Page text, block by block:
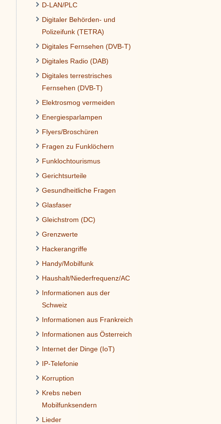
D-LAN/PLC
Digitaler Behörden- und
Polizeifunk (TETRA)
Digitales Fernsehen (DVB-T)
Digitales Radio (DAB)
Digitales terrestrisches
Fernsehen (DVB-T)
Elektrosmog vermeiden
Energiesparlampen
Flyers/Broschüren
Fragen zu Funklöchern
Funklochtourismus
Gerichtsurteile
Gesundheitliche Fragen
Glasfaser
Gleichstrom (DC)
Grenzwerte
Hackerangriffe
Handy/Mobilfunk
Haushalt/Niederfrequenz/AC
Informationen aus der
Schweiz
Informationen aus Frankreich
Informationen aus Österreich
Internet der Dinge (IoT)
IP-Telefonie
Korruption
Krebs neben
Mobilfunksendern
Lieder